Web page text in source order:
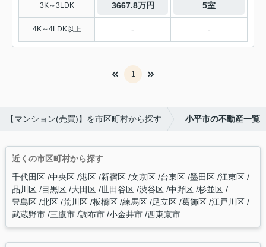
3K～3LDK 3667.8万円 5室
4K～4LDK以上 - -
1
【マンション(売買)】を市区町村から探す 小平市の不動産一覧
近くの市区町村から探す
千代田区 中央区 港区 新宿区 文京区 台東区 墨田区 江東区
品川区 目黒区 大田区 世田谷区 渋谷区 中野区 杉並区
豊島区 北区 荒川区 板橋区 練馬区 足立区 葛飾区 江戸川区
武蔵野市 三鷹市 調布市 小金井市 西東京市